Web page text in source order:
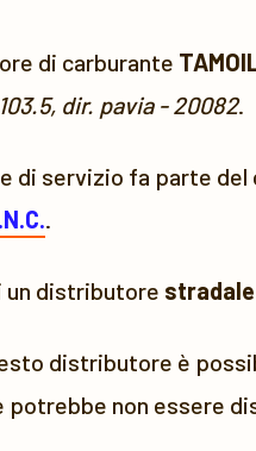
di carburante
dir. pavia - 20082.
di servizio fa parte
.
un distributore stradale
distributore è
potrebbe non essere